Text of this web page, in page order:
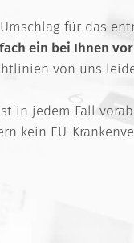
für das
ein bei Ihnen
von uns
in jedem Fall
kein EU-